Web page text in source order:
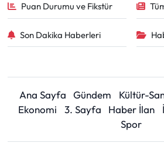
Puan Durumu ve Fikstür
Son Dakika Haberleri
Ana Sayfa Gündem Kültür-
Ekonomi
3. Sayfa Haber İlan
Spor